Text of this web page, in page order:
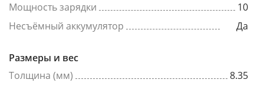
Мощность зарядки
10
Несъёмный аккумулятор
Да
Размеры и вес
Толщина (мм)
8.35